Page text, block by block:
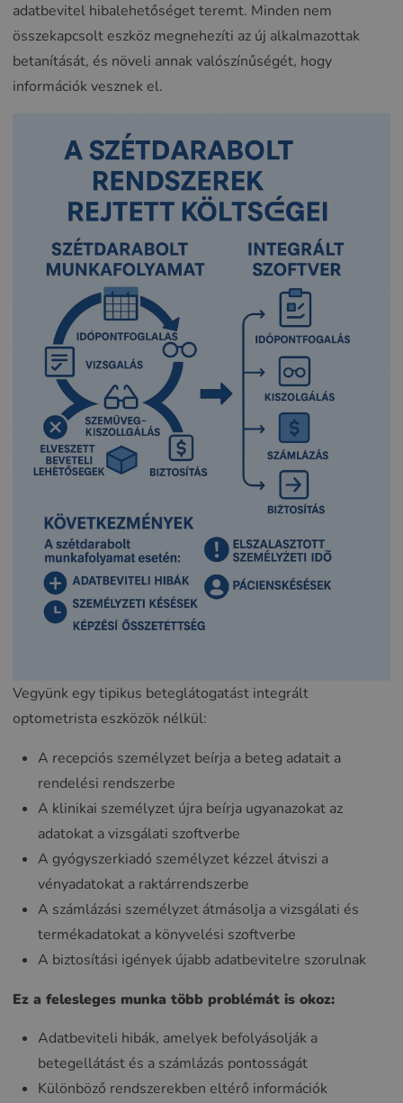
adatbevitel hibalehetőséget teremt. Minden nem
összekapcsolt eszköz megnehezíti az új alkalmazottak
betanítását, és növeli annak valószínűségét, hogy
információk vesznek el.
Vegyünk egy tipikus beteglátogatást integrált
optometrista eszközök nélkül:
A recepciós személyzet beírja a beteg adatait a
rendelési rendszerbe
A klinikai személyzet újra beírja ugyanazokat az
adatokat a vizsgálati szoftverbe
A gyógyszerkiadó személyzet kézzel átviszi a
vényadatokat a raktárrendszerbe
A számlázási személyzet átmásolja a vizsgálati és
termékadatokat a könyvelési szoftverbe
A biztosítási igények újabb adatbevitelre szorulnak
Ez a felesleges munka több problémát is okoz:
Adatbeviteli hibák, amelyek befolyásolják a
betegellátást és a számlázás pontosságát
Különböző rendszerekben eltérő információk